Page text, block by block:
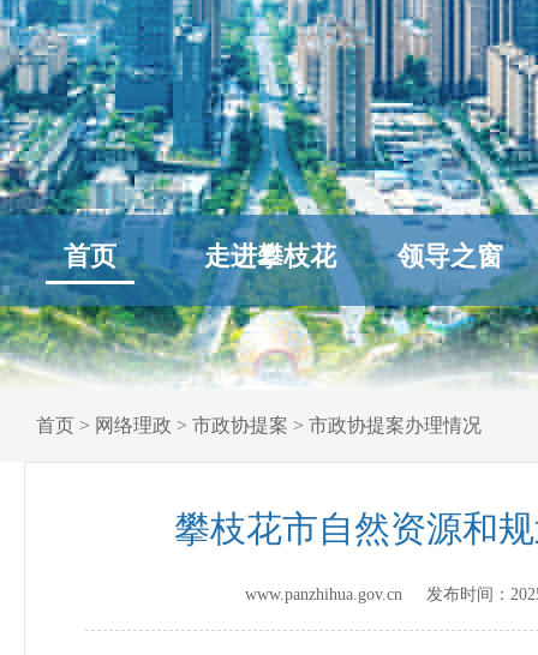
首页 走进攀枝花 领导之窗
首页 > 网络理政 > 市政协提案 > 市政协提案办理情况
攀枝花市自然资源和
www.panzhihua.gov.cn 发布时间：